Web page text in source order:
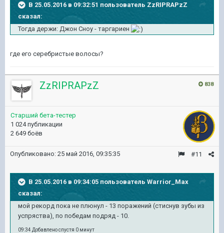
В 25.05.2016 в 09:32:51 пользователь ZzRIPRAPzZ
сказал:
Тогда держи: Джон Сноу - таргариен
где его серебристые волосы?
838
ZzRIPRAPzZ
Старший бета-тестер
1 024 публикации
2 649 боёв
#11
Опубликовано: 25 май 2016, 09:35:35
В 25.05.2016 в 09:34:05 пользователь Warrior_Max
сказал:
мой рекорд пока не плюнул - 13 поражений (стиснув зубы из
успряства), по победам подряд - 10.
09:34 Добавлено спустя 0 минут